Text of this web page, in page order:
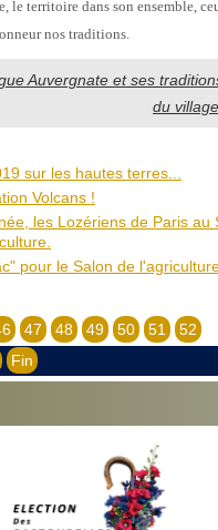
le territoire dans son ensemble,
nos traditions.
Auvergnate et ses
du
sur les hautes terres...
Volcans !
les Lozériens de Paris au
pour le Salon de
47 48 49 50 51
52
Fin